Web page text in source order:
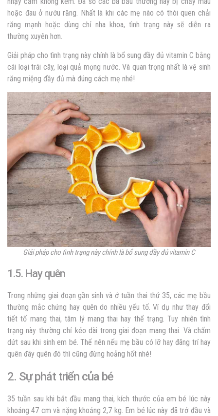
hoặc đau ở nướu răng. Nhất là khi các mẹ nào có thói quen chải
răng mạnh hoặc dùng chỉ nha khoa, tình trạng này sẽ diễn ra
thường xuyên hơn.
Giải pháp cho tình trạng này chính là bổ sung đầy đủ vitamin C bằng
cái loại trái cây, loại quả mọng nước. Và quan trọng nhất là vệ sinh
răng miệng đầy đủ mà đúng cách mẹ nhé!
Giải pháp cho tình trạng này chính là bổ sung đầy đủ vitamin C
1.5. Hay quên
Trong những giai đoạn gần sinh và ở tuần thai thứ 35, các mẹ bầu
thường mắc chứng hay quên do nhiều yếu tố. Ví dụ như thay đổi
tiết tố mang thai, tâm lý mang thai hay thể trạng. Tuy nhiên tình
trạng này thường chỉ kéo dài trong giai đoạn mang thai. Và chấm
dứt sau khi sinh em bé. Thế nên nếu mẹ bầu có lỡ hay đãng trí hay
quên đây quên đó thì cũng đừng hoảng hốt nhé!
2. Sự phát triển của bé
35 tuần sau khi bắt đầu mang thai, kích thước của em bé lúc này
khoảng 47 cm và nặng khoảng 2,7 kg. Em bé lúc này đã trở đầu và